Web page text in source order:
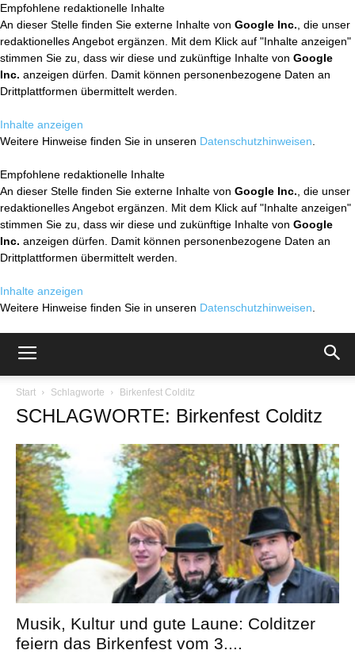
Empfohlene redaktionelle Inhalte
An dieser Stelle finden Sie externe Inhalte von Google Inc. , die unser
redaktionelles Angebot ergänzen. Mit dem Klick auf "Inhalte anzeigen"
stimmen Sie zu, dass wir diese und zukünftige Inhalte von Google
Inc. anzeigen dürfen. Damit können personenbezogene Daten an
Drittplattformen übermittelt werden.
Inhalte anzeigen
Weitere Hinweise finden Sie in unseren Datenschutzhinweisen
Empfohlene redaktionelle Inhalte
An dieser Stelle finden Sie externe Inhalte von Google Inc. , die unser
redaktionelles Angebot ergänzen. Mit dem Klick auf "Inhalte anzeigen"
stimmen Sie zu, dass wir diese und zukünftige Inhalte von Google
Inc. anzeigen dürfen. Damit können personenbezogene Daten an
Drittplattformen übermittelt werden.
Inhalte anzeigen
Weitere Hinweise finden Sie in unseren Datenschutzhinweisen
Start Schlagworte Birkenfest Colditz
SCHLAGWORTE: Birkenfest Colditz
Musik, Kultur und gute Laune: Colditzer
feiern das Birkenfest vom 3....